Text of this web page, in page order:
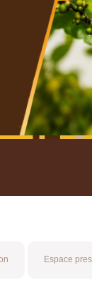
Espace